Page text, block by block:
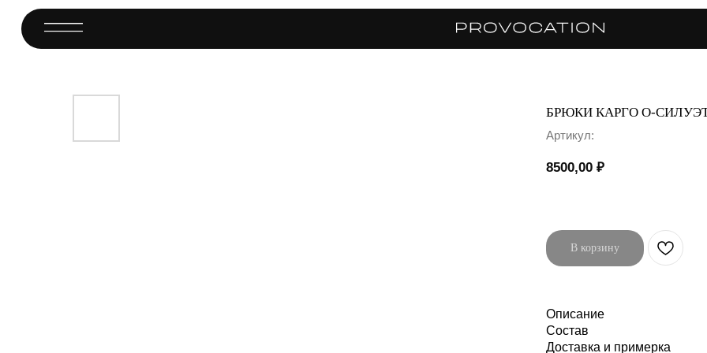
БРЮКИ КАРГО О-
Артикул:
8500,00 ₽
В корзину
Описание
Состав
Доставка и примерка